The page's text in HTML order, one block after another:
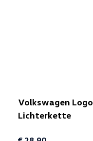
Volkswagen Logo
Lichterkette